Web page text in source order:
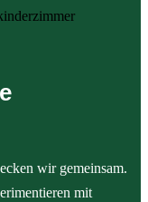
wir gemeinsam.
mit